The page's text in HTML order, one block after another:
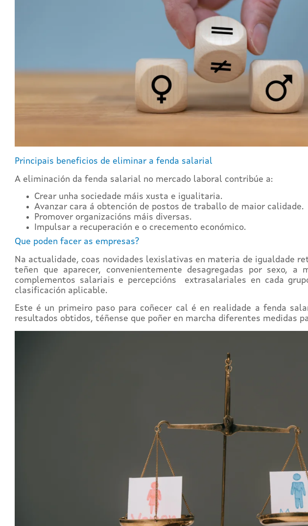
Principais beneficios de eliminar a fenda salarial
A eliminación da fenda salarial no mercado laboral contribúe a:
Crear unha sociedade máis xusta e igualitaria.
Avanzar cara á obtención de postos de traballo de maior calidade.
Promover organizacións máis diversas.
Impulsar a recuperación e o crecemento económico.
Que poden facer as empresas?
Na actualidade, coas novidades lexislativas en materia de igualdade
teñen que aparecer, convenientemente desagregadas por sexo,
complementos salariais e percepcións extrasalariales en cada
clasificación aplicable.
Este é un primeiro paso para coñecer cal é en realidade a fenda
resultados obtidos, téñense que poñer en marcha diferentes medidas